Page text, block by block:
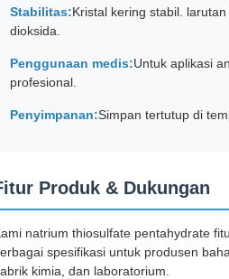
Stabilitas:Kristal kering stabil.
dioksida.
Penggunaan medis:Untuk aplikasi
profesional.
Penyimpanan:Simpan tertutup di
Produk & Dukungan
natrium thiosulfate pentahydrate
spesifikasi untuk produsen
kimia, dan laboratorium.